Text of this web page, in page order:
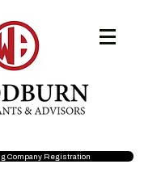
Company Registration